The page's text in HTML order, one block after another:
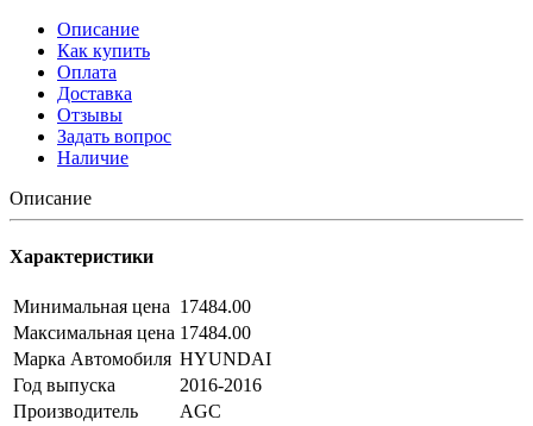
Описание
Как купить
Оплата
Доставка
Отзывы
Задать вопрос
Наличие
Описание
Характеристики
Минимальная цена 17484.00
Максимальная цена 17484.00
Марка Автомобиля HYUNDAI
Год выпуска
2016-2016
Производитель
AGC